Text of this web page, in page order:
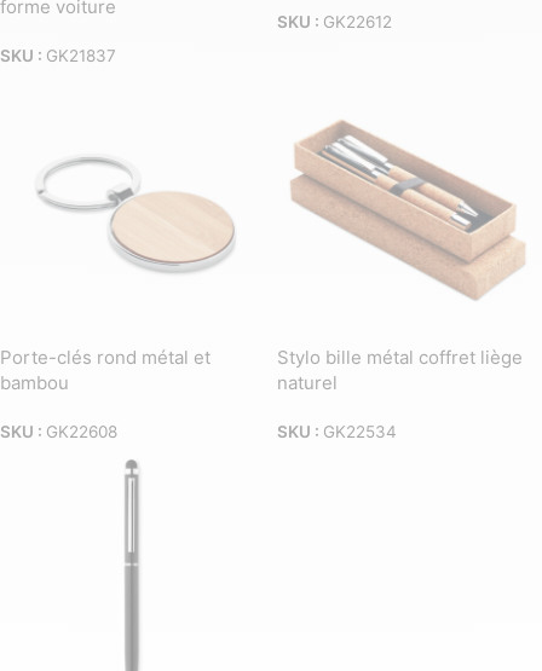
forme voiture
SKU : GK21837
SKU : GK22612
Porte-clés rond métal et
bambou
SKU : GK22608
Stylo bille métal coffret liège
naturel
SKU : GK22534